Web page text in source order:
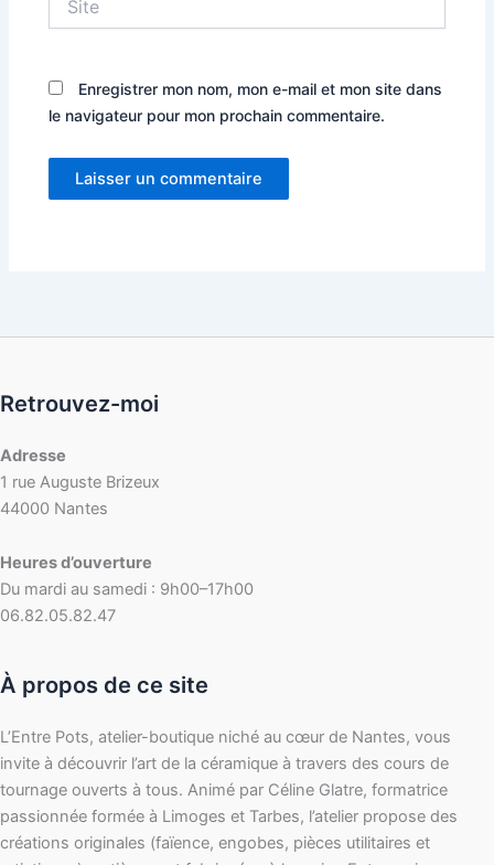
Enregistrer mon nom, mon e-mail et mon site dans
le navigateur pour mon prochain commentaire.
Retrouvez-moi
Adresse
1 rue Auguste Brizeux
44000 Nantes
Heures d’ouverture
Du mardi au samedi : 9h00–17h00
06.82.05.82.47
À propos de ce site
L’Entre Pots, atelier-boutique niché au cœur de Nantes, vous
invite à découvrir l’art de la céramique à travers des cours de
tournage ouverts à tous. Animé par Céline Glatre, formatrice
passionnée formée à Limoges et Tarbes, l’atelier propose des
créations originales (faïence, engobes, pièces utilitaires et